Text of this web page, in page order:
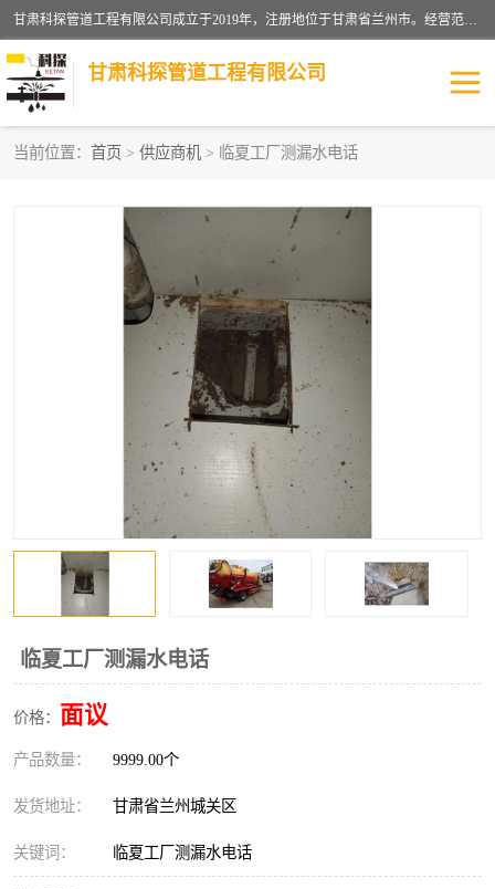
甘肃科探管道工程有限公司成立于2019年，注册地位于甘肃省兰州市。经营范围包括管道安装、清洗、疏通、维修、检测，防水工程，工程钻孔，化粪池清理，暖气安装，给排水管道安装维修，室内外管道如消防、供水、供热管道漏水检测定位，室内外防水堵漏等。
甘肃科探管道工程有限公司
当前位置： 首页 > 供应商机 > 临夏工厂测漏水电话
临夏工厂测漏水电话
价格： 面议
产品数量： 9999.00个
发货地址： 甘肃省兰州城关区
关键词： 临夏工厂测漏水电话
漏水检查维修 消防管道漏水
供热管道漏水 排水管道漏水
自来水管漏水 管道疏通
高压车疏通清淤